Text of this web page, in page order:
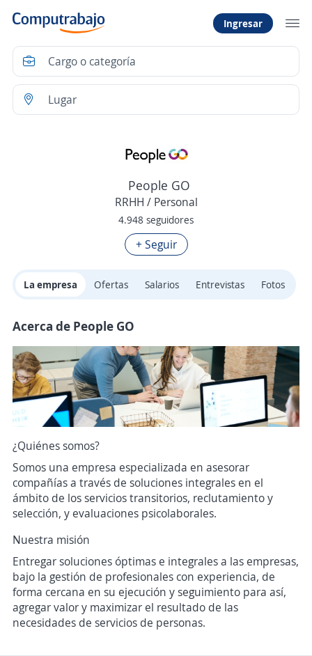
Ingresar
People GO
RRHH / Personal
4.948 seguidores
+ Seguir
La empresa Ofertas Salarios Entrevistas Fotos
Acerca de People GO
¿Quiénes somos?
Somos una empresa especializada en asesorar
compañías a través de soluciones integrales en el
ámbito de los servicios transitorios, reclutamiento y
selección, y evaluaciones psicolaborales.
Nuestra misión
Entregar soluciones óptimas e integrales a las empresas,
bajo la gestión de profesionales con experiencia, de
forma cercana en su ejecución y seguimiento para así,
agregar valor y maximizar el resultado de las
necesidades de servicios de personas.